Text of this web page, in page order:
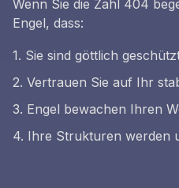
Wenn Sie die Zahl 404
Engel, dass:
1. Sie sind göttlich
2. Vertrauen Sie auf Ihr
3. Engel bewachen Ihren
4. Ihre Strukturen werden